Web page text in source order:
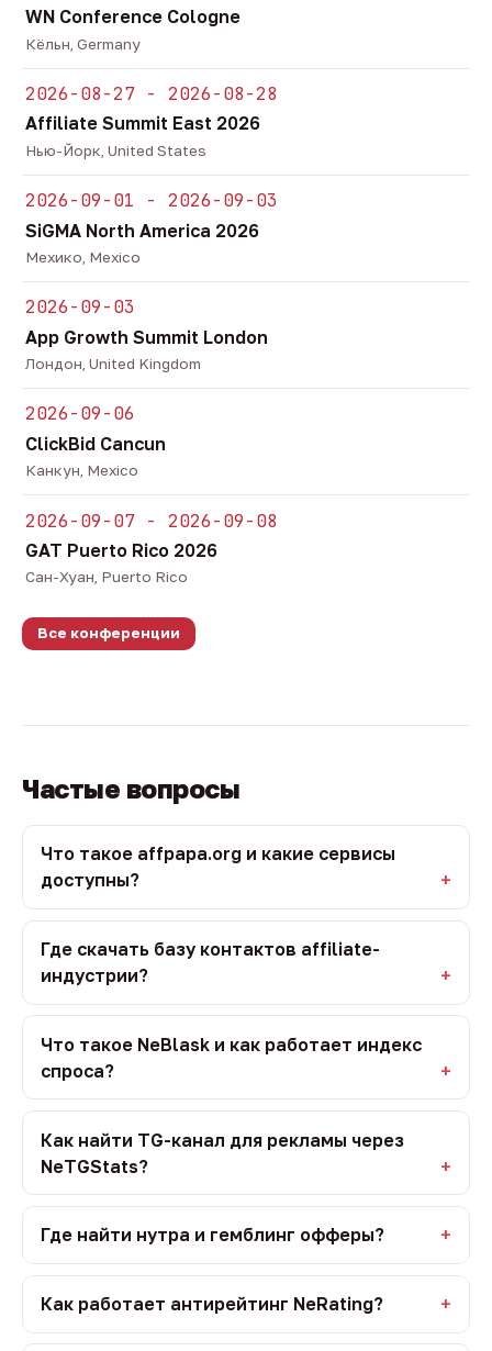
WN Conference Cologne
Кёльн, Germany
2026-08-27 - 2026-08-28
Affiliate Summit East 2026
Нью-Йорк, United States
2026-09-01 - 2026-09-03
SiGMA North America 2026
Мехико, Mexico
2026-09-03
App Growth Summit London
Лондон, United Kingdom
2026-09-06
ClickBid Cancun
Канкун, Mexico
2026-09-07 - 2026-09-08
GAT Puerto Rico 2026
Сан-Хуан, Puerto Rico
Все конференции
Частые вопросы
Что такое affpapa.org и какие сервисы
доступны?
Где скачать базу контактов affiliate-
индустрии?
Что такое NeBlask и как работает индекс
спроса?
Как найти TG-канал для рекламы через
NeTGStats?
Где найти нутра и гемблинг офферы?
Как работает антирейтинг NeRating?